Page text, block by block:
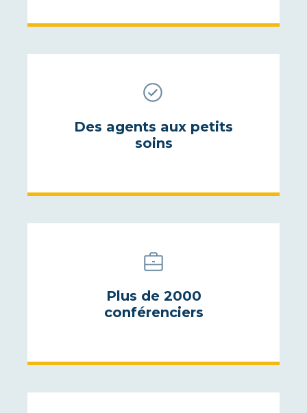
Des agents aux petits
soins
Plus de 2000
conférenciers